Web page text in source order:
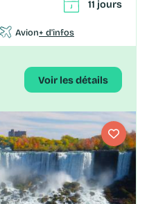
11 jours
Avion + d'infos
Voir les détails